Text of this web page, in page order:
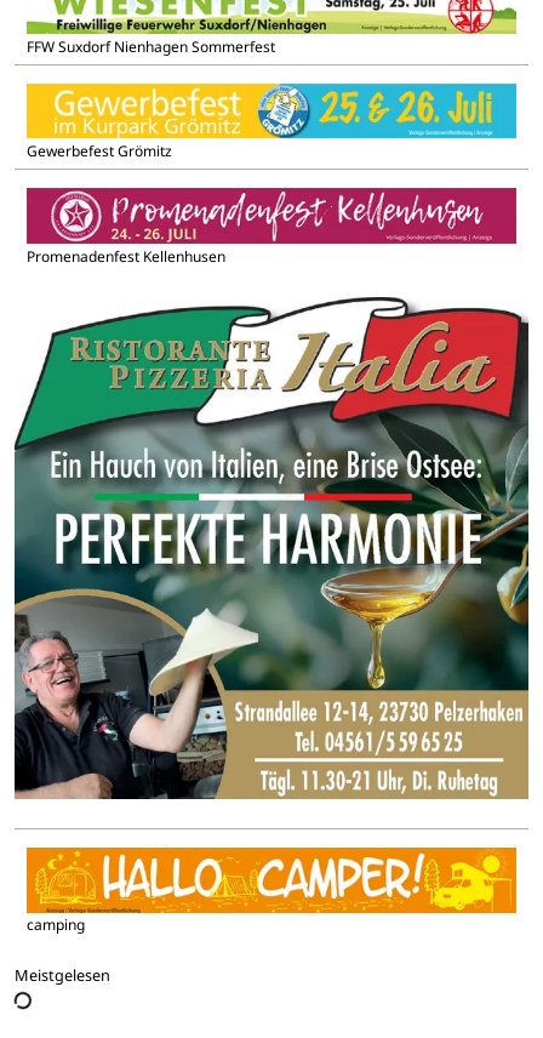
FFW Suxdorf Nienhagen Sommerfest
Gewerbefest Grömitz
Promenadenfest Kellenhusen
camping
Meistgelesen